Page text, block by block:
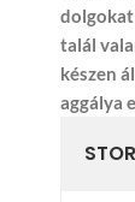
dolgokat
talál
készen
aggálya